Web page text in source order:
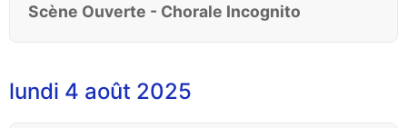
Scène Ouverte - Chorale Incognito
lundi 4 août 2025